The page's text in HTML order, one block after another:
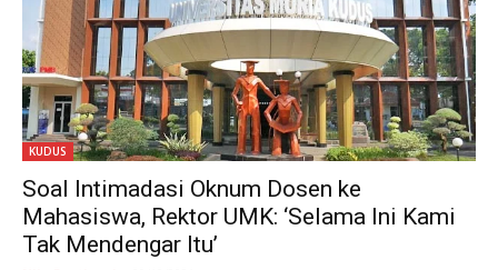
KUDUS
Soal Intimadasi Oknum Dosen ke
Mahasiswa, Rektor UMK: ‘Selama Ini Kami
Tak Mendengar Itu’